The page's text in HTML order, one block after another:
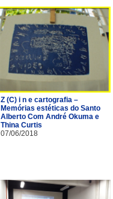
Z (C) i n e cartografia –
Memórias estéticas do Santo
Alberto Com André Okuma e
Thina Curtis
07/06/2018